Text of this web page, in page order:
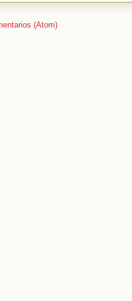
(Atom)